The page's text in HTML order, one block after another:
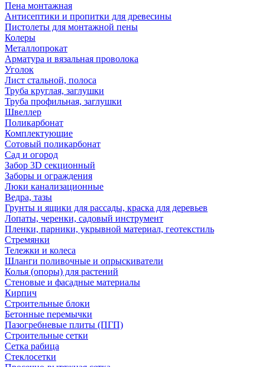
Пена монтажная
Антисептики и пропитки для древесины
Пистолеты для монтажной пены
Колеры
Металлопрокат
Арматура и вязальная проволока
Уголок
Лист стальной, полоса
Труба круглая, заглушки
Труба профильная, заглушки
Швеллер
Поликарбонат
Комплектующие
Сотовый поликарбонат
Сад и огород
Забор 3D секционный
Заборы и ограждения
Люки канализационные
Ведра, тазы
Грунты и ящики для рассады, краска для деревьев
Лопаты, черенки, садовый инструмент
Пленки, парники, укрывной материал, геотекстиль
Стремянки
Тележки и колеса
Шланги поливочные и опрыскиватели
Колья (опоры) для растений
Стеновые и фасадные материалы
Кирпич
Строительные блоки
Бетонные перемычки
Пазогребневые плиты (ПГП)
Строительные сетки
Сетка рабица
Стеклосетки